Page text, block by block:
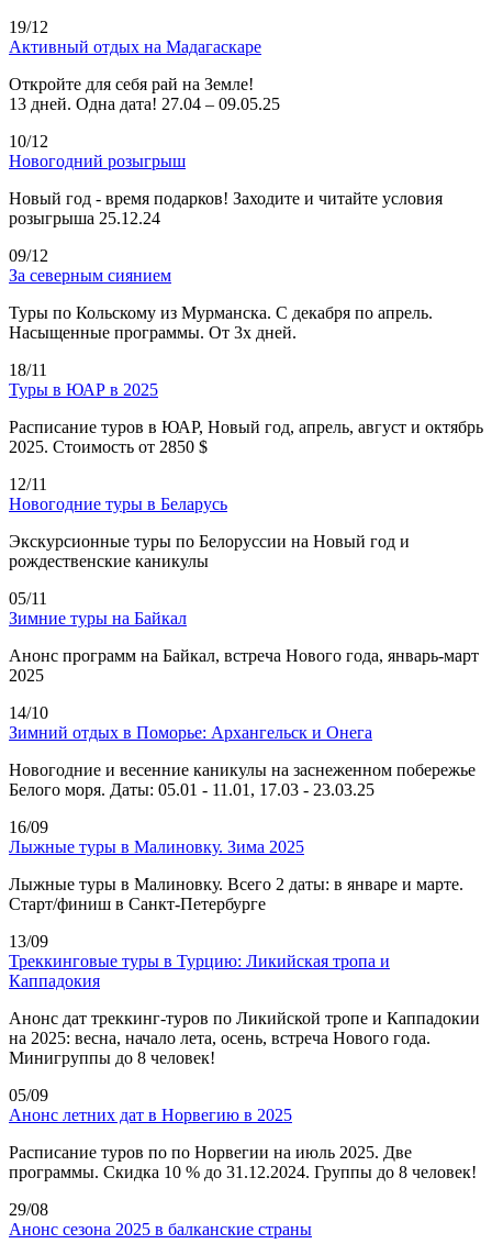
19/12
Активный отдых на Мадагаскаре
Откройте для себя рай на Земле!
13 дней. Одна дата! 27.04 – 09.05.25
10/12
Новогодний розыгрыш
Новый год - время подарков! Заходите и читайте условия
розыгрыша 25.12.24
09/12
За северным сиянием
Туры по Кольскому из Мурманска. С декабря по апрель.
Насыщенные программы. От 3х дней.
18/11
Туры в ЮАР в 2025
Расписание туров в ЮАР, Новый год, апрель, август и октябрь
2025. Стоимость от 2850 $
12/11
Новогодние туры в Беларусь
Экскурсионные туры по Белоруссии на Новый год и
рождественские каникулы
05/11
Зимние туры на Байкал
Анонс программ на Байкал, встреча Нового года, январь-март
2025
14/10
Зимний отдых в Поморье: Архангельск и Онега
Новогодние и весенние каникулы на заснеженном побережье
Белого моря. Даты: 05.01 - 11.01, 17.03 - 23.03.25
16/09
Лыжные туры в Малиновку. Зима 2025
Лыжные туры в Малиновку. Всего 2 даты: в январе и марте.
Старт/финиш в Санкт-Петербурге
13/09
Треккинговые туры в Турцию: Ликийская тропа и
Каппадокия
Анонс дат треккинг-туров по Ликийской тропе и Каппадокии
на 2025: весна, начало лета, осень, встреча Нового года.
Минигруппы до 8 человек!
05/09
Анонс летних дат в Норвегию в 2025
Расписание туров по по Норвегии на июль 2025. Две
программы. Скидка 10 % до 31.12.2024. Группы до 8 человек!
29/08
Анонс сезона 2025 в балканские страны